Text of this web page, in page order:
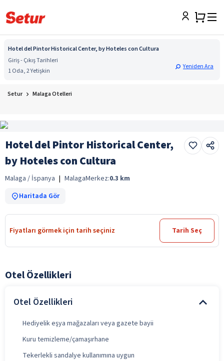
Hotel del Pintor Historical Center, by Hoteles con Cultura
Giriş - Çıkış Tarihleri
1 Oda, 2 Yetişkin
Yeniden Ara
Setur Malaga Otelleri
Hotel del Pintor Historical Center,
by Hoteles con Cultura
Malaga / İspanya | MalagaMerkez:0.3 km
Haritada Gör
Fiyatları görmek için tarih seçiniz Tarih Seç
Otel Özellikleri
Otel Özellikleri
Hediyelik eşya mağazaları veya gazete bayii
Kuru temizleme/çamaşırhane
Tekerlekli sandalye kullanımına uygun